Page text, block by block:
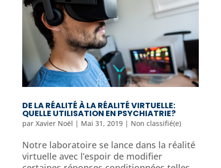
DE LA RÉALITÉ À LA RÉALITÉ VIRTUELLE:
QUELLE UTILISATION EN PSYCHIATRIE?
par Xavier Noël | Mai 31, 2019| Non classifié(e)
Notre laboratoire se lance dans la réalité
virtuelle avec l’espoir de modifier